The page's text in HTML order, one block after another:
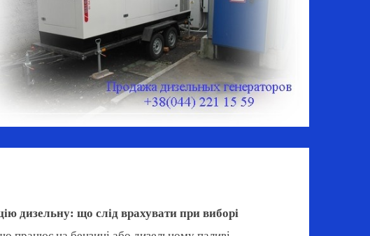
дизельну: що слід врахувати при виборі